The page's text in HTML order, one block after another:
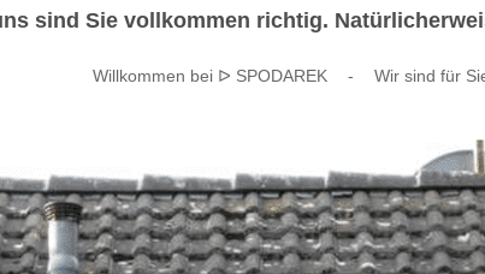
sind Sie vollkommen richtig.
Willkommen bei ᐅ SPODAREK - Wir sind für